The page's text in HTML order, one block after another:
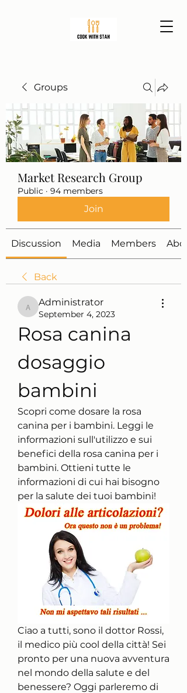
Groups
Market Research Group
Public · 94 members
Join
Discussion Media Members
Back
Administrator
Administrator
September 4, 2023
Rosa canina
dosaggio
bambini
Scopri come dosare la rosa
canina per i bambini. Leggi le
informazioni sull'utilizzo e sui
benefici della rosa canina per i
bambini. Ottieni tutte le
informazioni di cui hai bisogno
per la salute dei tuoi bambini!
Ciao a tutti, sono il dottor Rossi,
il medico più cool della città! Sei
pronto per una nuova avventura
nel mondo della salute e del
benessere? Oggi parleremo di